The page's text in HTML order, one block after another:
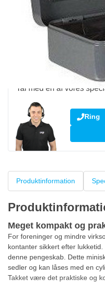
Bestil før kl. 23.59,
vi
Gratis leveringved køb
retur og
Kundeanmeldelser:
4,58/
Spørgsmål om
Tal med en af vores
Ring
Produktinformation
Meget kompakt og
For foreninger og mindre
kontanter sikkert efter
denne pengeskab. Dette
sedler og kan låses med en
Takket være det praktiske og